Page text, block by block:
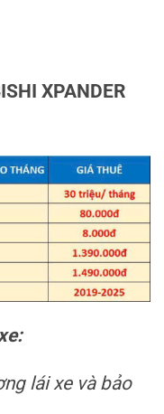
XPANDER
lái xe và bảo